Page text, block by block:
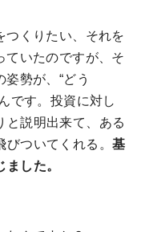
つくりたい、それを
ていたのですが、そ
勢が、“どう
です。投資に対し
と説明出来て、ある
びついてくれる。基
した。